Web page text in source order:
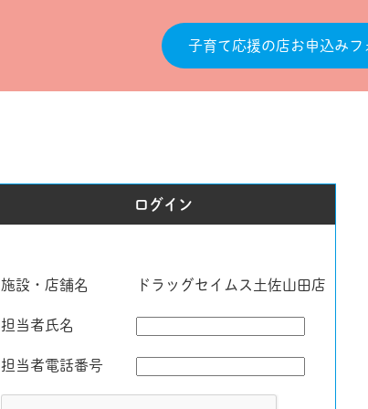
子育て応援の店お申込みフ
ログイン
施設・店舗名 ドラッグセイムス土佐山田店
担当者氏名
担当者電話番号